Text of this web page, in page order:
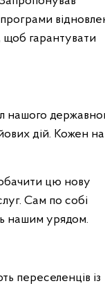
програми
щоб гарантувати
нашого
дій. Кожен
цю нову
Сам по собі
нашим урядом.
переселенців із